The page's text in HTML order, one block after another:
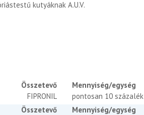
kutyáknak A.U.V.
Összetevő
Mennyiség/egység
FIPRONIL
pontosan 10 százalék
Összetevő
Mennyiség/egység